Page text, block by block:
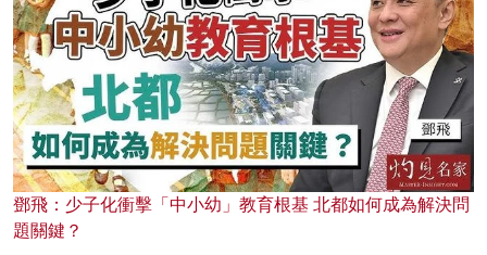
鄧飛：少子化衝擊「中小幼」教育根基 北都如何成為解決問
題關鍵？